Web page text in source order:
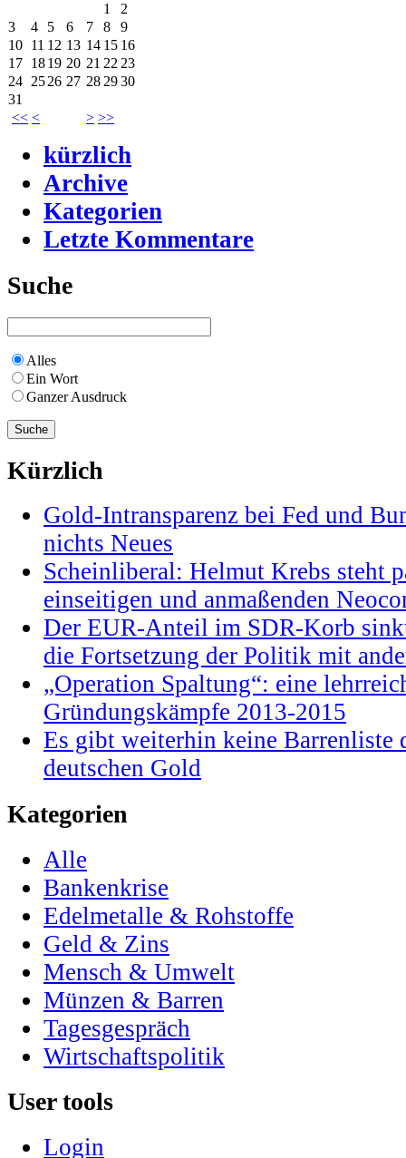
<< < > >>
1
2
3
4 5 6 7 8
9
10 11 12 13 14 15 16
17 1819 20 21 22 23
24 2526 27 28 2930
31
kürzlich
Archive
Kategorien
Letzte Kommentare
Suche
Alles
Ein Wort
Ganzer Ausdruck
Kürzlich
Gold-Intransparenz bei Fed und
nichts Neues
Scheinliberal: Helmut Krebs steht
einseitigen und anmaßenden
Der EUR-Anteil im SDR-Korb
die Fortsetzung der Politik mit
„Operation Spaltung“: eine
Gründungskämpfe 2013-2015
Es gibt weiterhin keine Barrenliste
deutschen Gold
Kategorien
Alle
Bankenkrise
Edelmetalle & Rohstoffe
Geld & Zins
Mensch & Umwelt
Münzen & Barren
Tagesgespräch
Wirtschaftspolitik
User tools
Login